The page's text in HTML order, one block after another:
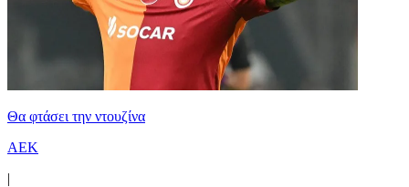
Θα φτάσει την ντουζίνα
ΑΕΚ
|